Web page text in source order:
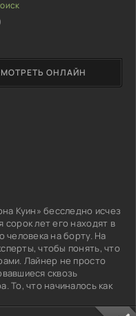
Куин» бесследно исчез
сорок лет его находят в
человека на борту. На
чтобы понять, что
Лайнер не просто
сквозь
То, что начиналось как
ОНЛАЙН